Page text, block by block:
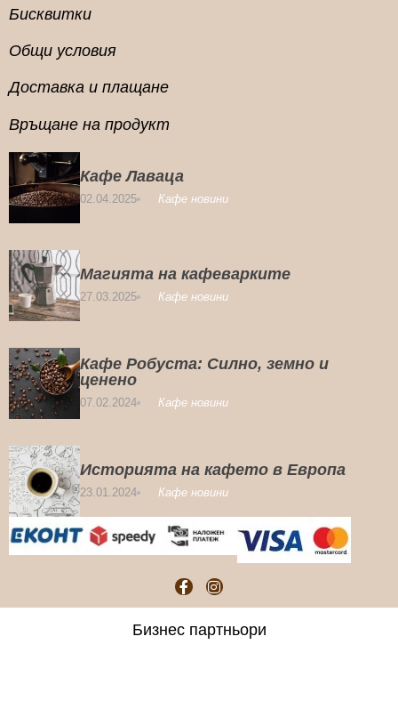
Бисквитки
Общи условия
Доставка и плащане
Връщане на продукт
Кафе Лаваца
02.04.2025 Кафе новини
Магията на кафеварките
27.03.2025 Кафе новини
Кафе Робуста: Силно, земно и
ценено
07.02.2024 Кафе новини
Историята на кафето в Европа
23.01.2024 Кафе новини
Бизнес партньори